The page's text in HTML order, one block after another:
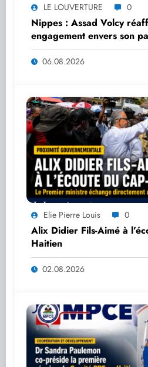
LE LOUVERTURE 0
Nippes : Assad Volcy
engagement envers son
département
06.08.2026
Elie Pierre Louis 0
Alix Didier Fils-Aimé à
Haitien
02.08.2026